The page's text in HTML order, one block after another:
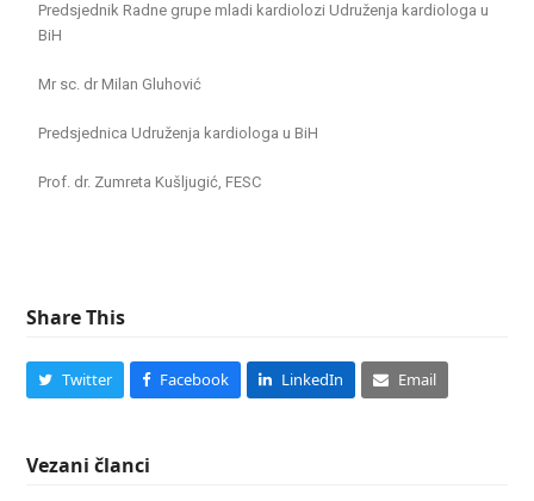
Predsjednik Radne grupe mladi kardiolozi Udruženja kardiologa u
BiH
Mr sc. dr Milan Gluhović
Predsjednica Udruženja kardiologa u BiH
Prof. dr. Zumreta Kušljugić, FESC
Share This
Twitter Facebook LinkedIn Email
Vezani članci